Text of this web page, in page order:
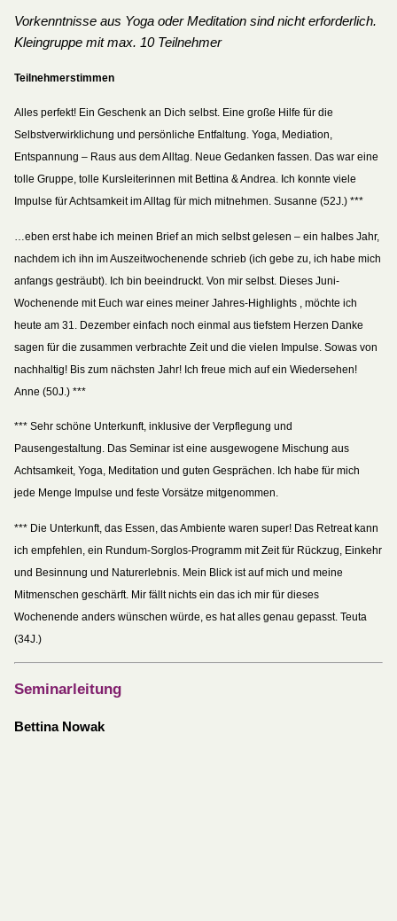
Vorkenntnisse aus Yoga oder Meditation sind nicht erforderlich.
Kleingruppe mit max. 10 Teilnehmer
Teilnehmerstimmen
Alles perfekt! Ein Geschenk an Dich selbst. Eine große Hilfe für die
Selbstverwirklichung und persönliche Entfaltung. Yoga, Mediation,
Entspannung – Raus aus dem Alltag. Neue Gedanken fassen. Das war eine
tolle Gruppe, tolle Kursleiterinnen mit Bettina & Andrea. Ich konnte viele
Impulse für Achtsamkeit im Alltag für mich mitnehmen. Susanne (52J.) ***
…eben erst habe ich meinen Brief an mich selbst gelesen – ein halbes Jahr,
nachdem ich ihn im Auszeitwochenende schrieb (ich gebe zu, ich habe mich
anfangs gesträubt). Ich bin beeindruckt. Von mir selbst. Dieses Juni-
Wochenende mit Euch war eines meiner Jahres-Highlights , möchte ich
heute am 31. Dezember einfach noch einmal aus tiefstem Herzen Danke
sagen für die zusammen verbrachte Zeit und die vielen Impulse. Sowas von
nachhaltig! Bis zum nächsten Jahr! Ich freue mich auf ein Wiedersehen!
Anne (50J.) ***
*** Sehr schöne Unterkunft, inklusive der Verpflegung und
Pausengestaltung. Das Seminar ist eine ausgewogene Mischung aus
Achtsamkeit, Yoga, Meditation und guten Gesprächen. Ich habe für mich
jede Menge Impulse und feste Vorsätze mitgenommen.
*** Die Unterkunft, das Essen, das Ambiente waren super! Das Retreat kann
ich empfehlen, ein Rundum-Sorglos-Programm mit Zeit für Rückzug, Einkehr
und Besinnung und Naturerlebnis. Mein Blick ist auf mich und meine
Mitmenschen geschärft. Mir fällt nichts ein das ich mir für dieses
Wochenende anders wünschen würde, es hat alles genau gepasst. Teuta
(34J.)
Seminarleitung
Bettina Nowak